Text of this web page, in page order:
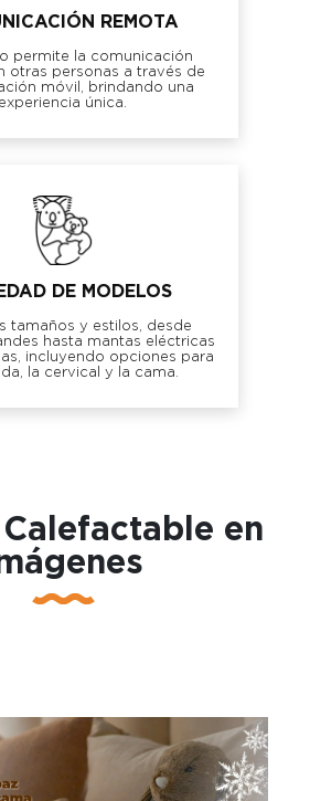
REMOTA
permite la comunicación
otras personas a través de
móvil, brindando una
experiencia única.
DE MODELOS
tamaños y estilos, desde
hasta mantas eléctricas
incluyendo opciones para
la cervical y la cama.
Calefactable en